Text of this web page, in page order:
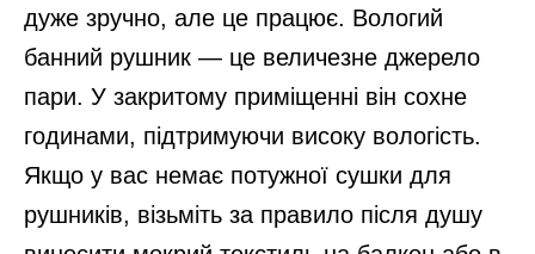
дуже зручно, але це працює. Вологий
банний рушник — це величезне джерело
пари. У закритому приміщенні він сохне
годинами, підтримуючи високу вологість.
Якщо у вас немає потужної сушки для
рушників, візьміть за правило після душу